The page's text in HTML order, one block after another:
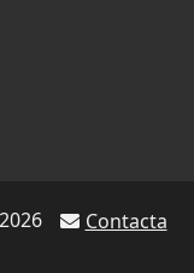
Contacta